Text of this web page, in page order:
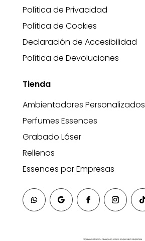
Política de Privacidad
Política de Cookies
Declaración de Accesibilidad
Política de Devoluciones
Tienda
Ambientadores Personalizados
Perfumes Essences
Grabado Láser
Rellenos
Essences par Empresas